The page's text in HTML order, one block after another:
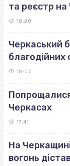
та реєстр
18:20
Черкаський
18:07
Черкасах
17:41
На
вогонь